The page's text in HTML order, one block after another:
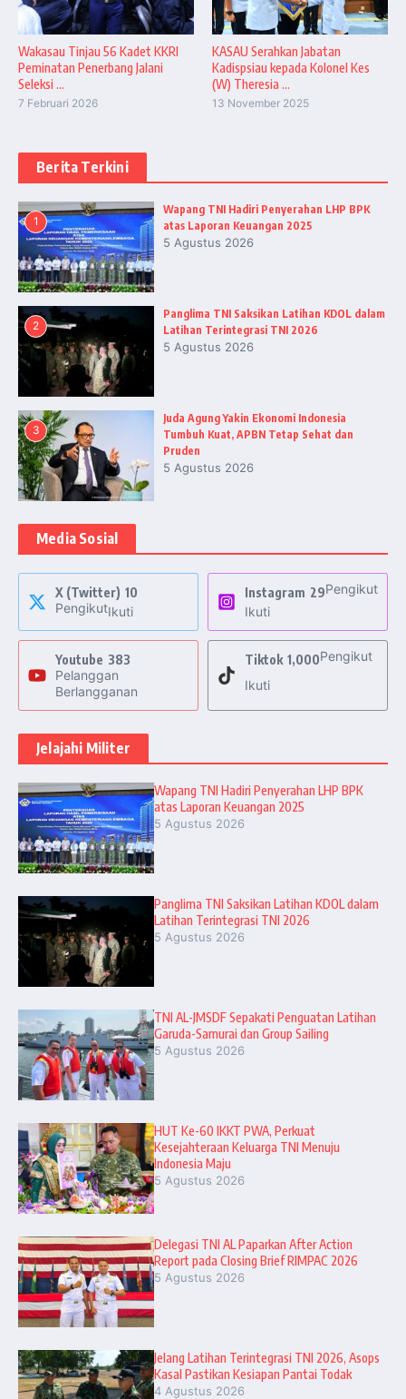
‎Wakasau Tinjau 56 Kadet KKRI
Peminatan Penerbang Jalani
Seleksi ...
7 Februari 2026
KASAU Serahkan Jabatan
Kadispsiau kepada Kolonel Kes
(W) Theresia ...
13 November 2025
Berita Terkini
1
Wapang TNI Hadiri Penyerahan LHP BPK
atas Laporan Keuangan 2025
5 Agustus 2026
2
Panglima TNI Saksikan Latihan KDOL dalam
Latihan Terintegrasi TNI 2026
5 Agustus 2026
3
Juda Agung Yakin Ekonomi Indonesia
Tumbuh Kuat, APBN Tetap Sehat dan
Pruden
5 Agustus 2026
Media Sosial
X (Twitter) 10
PengikutIkuti
Instagram 29Pengikut
Ikuti
Youtube 383
Pelanggan
Berlangganan
Tiktok 1,000Pengikut
Ikuti
Jelajahi Militer
Wapang TNI Hadiri Penyerahan LHP BPK
atas Laporan Keuangan 2025
5 Agustus 2026
Panglima TNI Saksikan Latihan KDOL dalam
Latihan Terintegrasi TNI 2026
5 Agustus 2026
TNI AL-JMSDF Sepakati Penguatan Latihan
Garuda-Samurai dan Group Sailing
5 Agustus 2026
HUT Ke-60 IKKT PWA, Perkuat
Kesejahteraan Keluarga TNI Menuju
Indonesia Maju
5 Agustus 2026
Delegasi TNI AL Paparkan After Action
Report pada Closing Brief RIMPAC 2026
5 Agustus 2026
Jelang Latihan Terintegrasi TNI 2026, Asops
Kasal Pastikan Kesiapan Pantai Todak
4 Agustus 2026